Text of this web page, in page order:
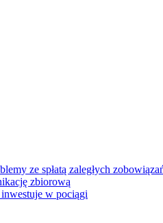
ze spłatą zaległych
zbiorową
w pociągi